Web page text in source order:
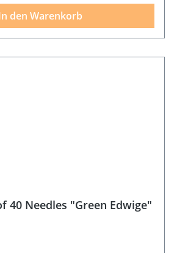
den Warenkorb
40 Needles "Green Edwige"